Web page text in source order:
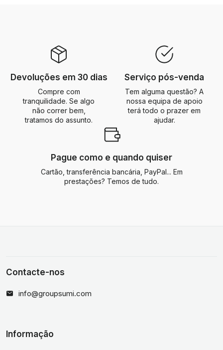
Devoluções em 30 dias
Compre com
tranquilidade. Se algo
não correr bem,
tratamos do assunto.
Serviço pós-venda
Tem alguma questão? A
nossa equipa de apoio
terá todo o prazer em
ajudar.
Pague como e quando quiser
Cartão, transferência bancária, PayPal... Em
prestações? Temos de tudo.
Contacte-nos
info@groupsumi.com
Informação